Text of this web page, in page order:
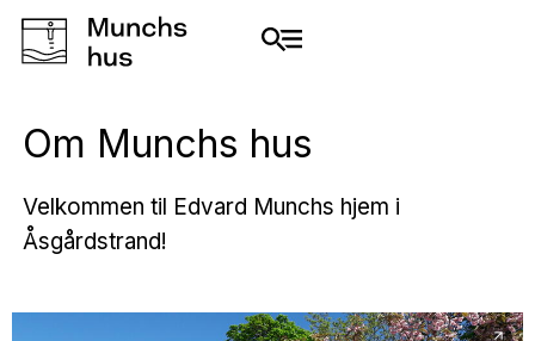
Om Munchs hus
Velkommen til Edvard Munchs hjem i
Åsgårdstrand!